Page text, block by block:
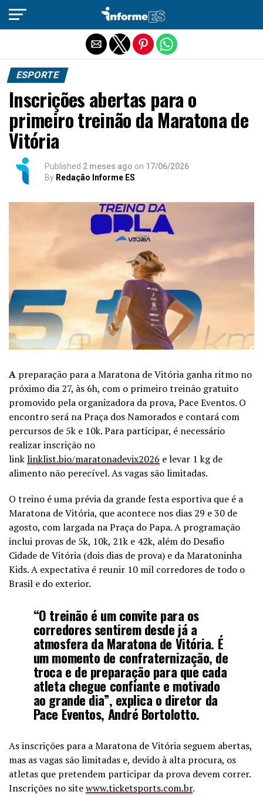
ESPORTE
Inscrições abertas para o
primeiro treinão da Maratona de
Vitória
Published 2 meses ago on 17/06/2026
By Redação Informe ES
A preparação para a Maratona de Vitória ganha ritmo no
próximo dia 27, às 6h, com o primeiro treinão gratuito
promovido pela organizadora da prova, Pace Eventos. O
encontro será na Praça dos Namorados e contará com
percursos de 5k e 10k. Para participar, é necessário
realizar inscrição no
linklinklist.bio/maratonadevix2026 e levar 1 kg de
alimento não perecível. As vagas são limitadas.
O treino é uma prévia da grande festa esportiva que é a
Maratona de Vitória, que acontece nos dias 29 e 30 de
agosto, com largada na Praça do Papa. A programação
inclui provas de 5k, 10k, 21k e 42k, além do Desafio
Cidade de Vitória (dois dias de prova) e da Maratoninha
Kids. A expectativa é reunir 10 mil corredores de todo o
Brasil e do exterior.
“O treinão é um convite para os
corredores sentirem desde já a
atmosfera da Maratona de Vitória. É
um momento de confraternização, de
troca e de preparação para que cada
atleta chegue confiante e motivado
ao grande dia”, explica o diretor da
Pace Eventos, André Bortolotto.
As inscrições para a Maratona de Vitória seguem abertas,
mas as vagas são limitadas e, devido à alta procura, os
atletas que pretendem participar da prova devem correr.
Inscrições no sitewww.ticketsports.com.br.
Sair da versão mobile